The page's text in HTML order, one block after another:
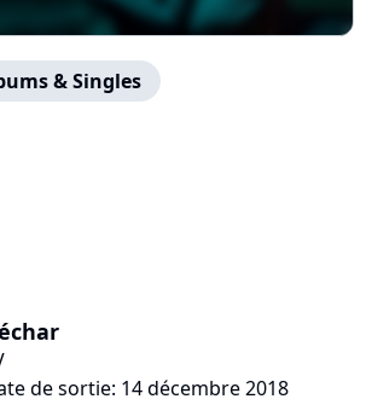
& Singles
de sortie: 14 décembre 2018